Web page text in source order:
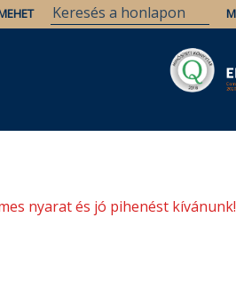
nyarat és jó pihenést kívánunk!